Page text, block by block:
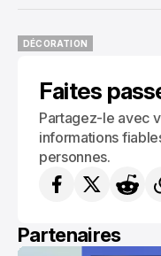
DÉCORATION
Faites
Partagez-le avec
informations
personnes.
Partenaires